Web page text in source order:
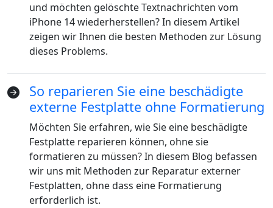
und möchten gelöschte Textnachrichten vom
iPhone 14 wiederherstellen? In diesem Artikel
zeigen wir Ihnen die besten Methoden zur Lösung
dieses Problems.
So reparieren Sie eine beschädigte
externe Festplatte ohne Formatierung
Möchten Sie erfahren, wie Sie eine beschädigte
Festplatte reparieren können, ohne sie
formatieren zu müssen? In diesem Blog befassen
wir uns mit Methoden zur Reparatur externer
Festplatten, ohne dass eine Formatierung
erforderlich ist.
Sprachumschaltung
English Nederlands
Tiếng Việt
日本
Español Português